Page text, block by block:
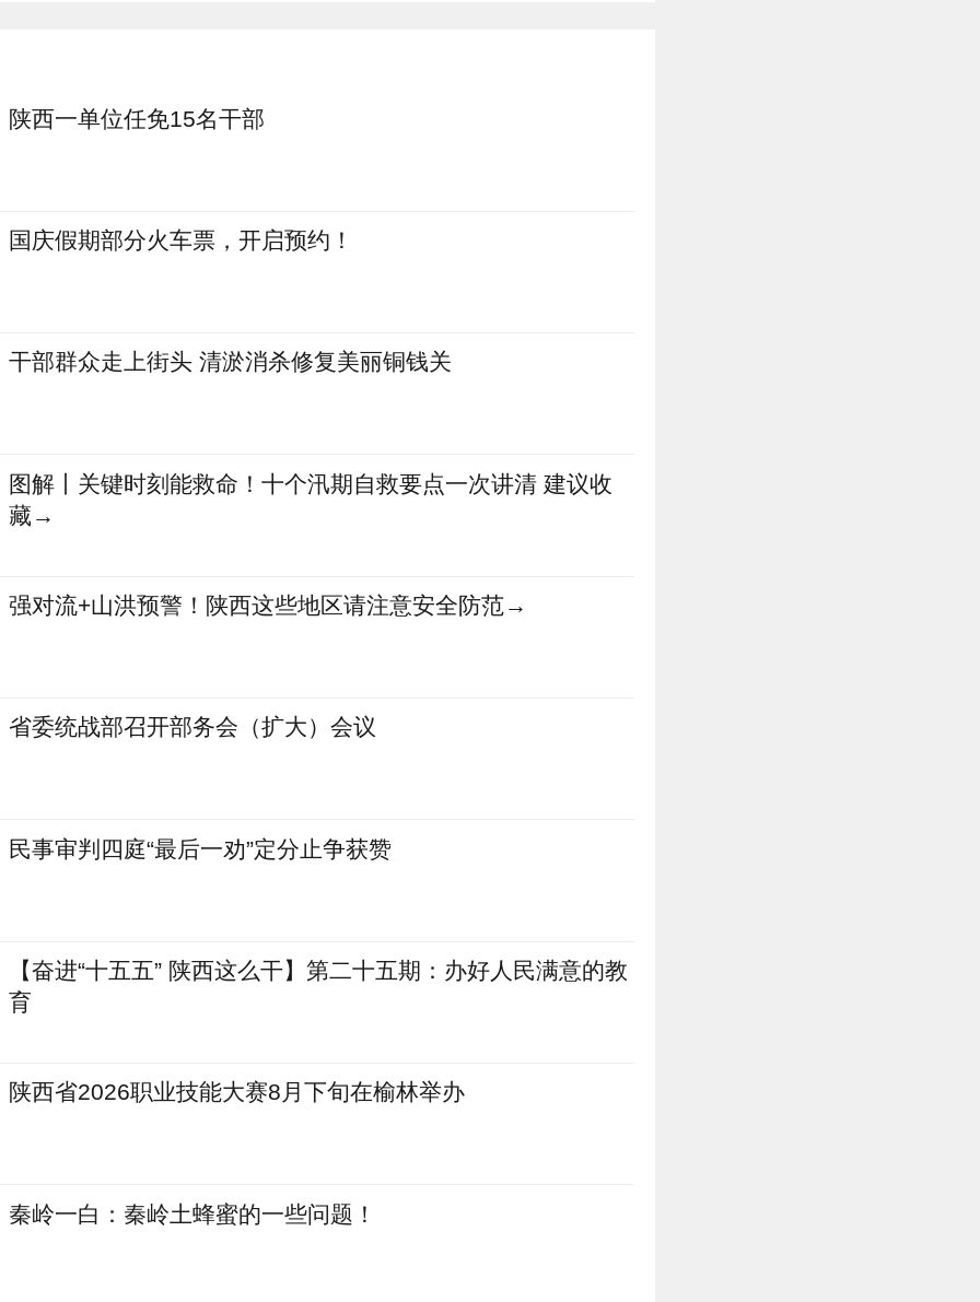
陕西一单位任免15名干部
国庆假期部分火车票，开启预约！
干部群众走上街头 清淤消杀修复美丽铜钱关
图解丨关键时刻能救命！十个汛期自救要点一次讲清 建议收
藏→
强对流+山洪预警！陕西这些地区请注意安全防范→
省委统战部召开部务会（扩大）会议
民事审判四庭“最后一劝”定分止争获赞
【奋进“十五五” 陕西这么干】第二十五期：办好人民满意的教
育
陕西省2026职业技能大赛8月下旬在榆林举办
秦岭一白：秦岭土蜂蜜的一些问题！